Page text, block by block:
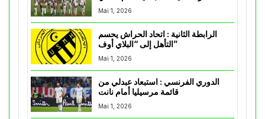
Mai 1, 2026
الرابطة الثانية : اتحاد الحراش يحسم
التأهل إلى “البلاي أوف”
Mai 1, 2026
الدوري الفرنسي : استبعاد عبدلي من
قائمة مرسيليا أمام نانت
Mai 1, 2026